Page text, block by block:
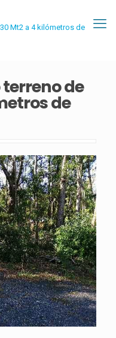
de
de